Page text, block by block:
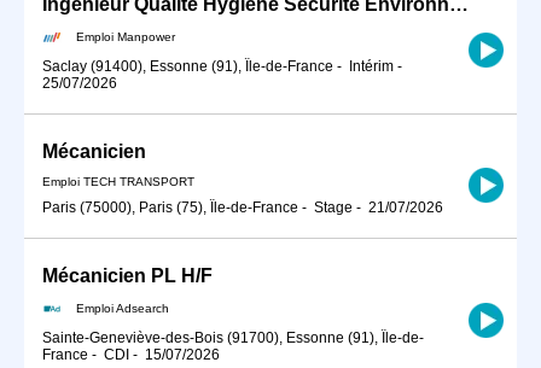
Ingénieur Qualité Hygiène Sécurité Environnement (QHSE) /prévention sécurité risques prof (H/F)
Emploi Manpower
Saclay (91400), Essonne (91), Île-de-France - Intérim -
25/07/2026
Mécanicien
Emploi TECH TRANSPORT
Paris (75000), Paris (75), Île-de-France - Stage - 21/07/2026
Mécanicien PL H/F
Emploi Adsearch
Sainte-Geneviève-des-Bois (91700), Essonne (91), Île-de-
France - CDI - 15/07/2026